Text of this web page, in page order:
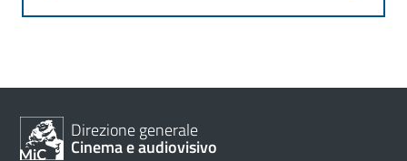
Direzione generale
Cinema e audiovisivo